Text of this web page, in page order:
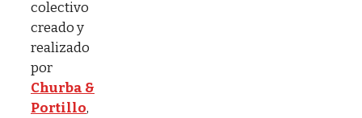
colectivo
creado y
realizado
por
Churba &
Portillo,